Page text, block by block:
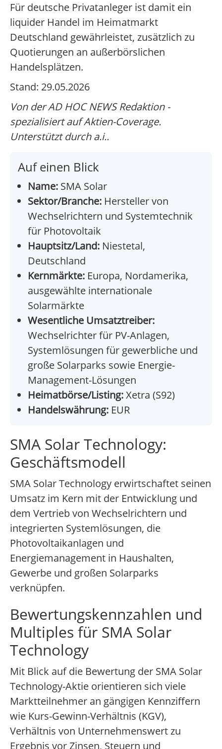
Für deutsche Privatanleger ist damit ein
liquider Handel im Heimatmarkt
Deutschland gewährleistet, zusätzlich zu
Quotierungen an außerbörslichen
Handelsplätzen.
Stand: 29.05.2026
Von der AD HOC NEWS Redaktion -
spezialisiert auf Aktien-Coverage.
Unterstützt durch a.i..
Auf einen Blick
Name: SMA Solar
Sektor/Branche: Hersteller von
Wechselrichtern und Systemtechnik
für Photovoltaik
Hauptsitz/Land: Niestetal,
Deutschland
Kernmärkte: Europa, Nordamerika,
ausgewählte internationale
Solarmärkte
Wesentliche Umsatztreiber:
Wechselrichter für PV-Anlagen,
Systemlösungen für gewerbliche und
große Solarparks sowie Energie-
Management-Lösungen
Heimatbörse/Listing:Xetra (S92)
Handelswährung: EUR
SMA Solar Technology:
Geschäftsmodell
SMA Solar Technology erwirtschaftet seinen
Umsatz im Kern mit der Entwicklung und
dem Vertrieb von Wechselrichtern und
integrierten Systemlösungen, die
Photovoltaikanlagen und
Energiemanagement in Haushalten,
Gewerbe und großen Solarparks
verknüpfen.
Bewertungskennzahlen und
Multiples für SMA Solar
Technology
Mit Blick auf die Bewertung der SMA Solar
Technology-Aktie orientieren sich viele
Marktteilnehmer an gängigen Kennziffern
wie Kurs-Gewinn-Verhältnis (KGV),
Verhältnis von Unternehmenswert zu
Ergebnis vor Zinsen, Steuern und